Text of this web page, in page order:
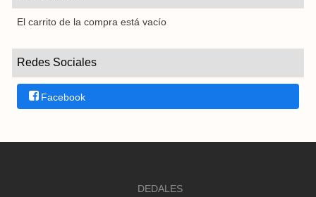
El carrito de la compra está vacío
Redes Sociales
Facebook
DEDALES